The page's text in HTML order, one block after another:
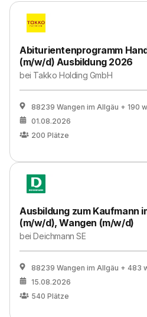
Abiturientenprogramm
(m/w/d) Ausbildung 2026
bei Takko Holding GmbH
88239 Wangen im Allgäu + 190
01.08.2026
200 Plätze
Ausbildung zum Kaufmann
(m/w/d), Wangen (m/w/d)
beiDeichmann SE
88239 Wangen im Allgäu + 483
15.08.2026
540 Plätze